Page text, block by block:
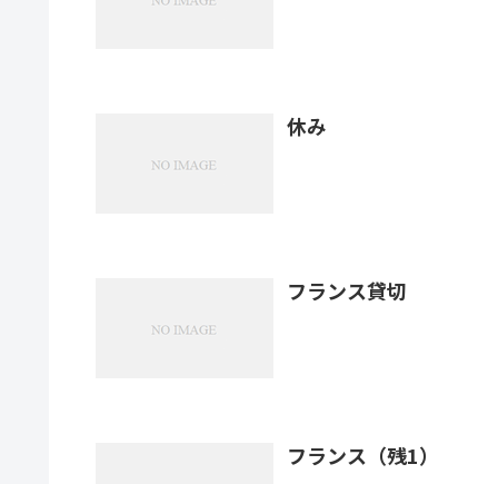
休み
フランス貸切
フランス（残1）